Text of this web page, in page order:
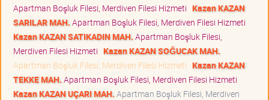
Apartman Boşluk Filesi, Merdiven Filesi Hizmeti Kazan KAZAN
SARILAR MAH. Apartman Boşluk Filesi, Merdiven Filesi Hizmeti
Kazan KAZAN SATIKADIN MAH. Apartman Boşluk Filesi,
Merdiven Filesi Hizmeti Kazan KAZAN SOĞUCAK MAH.
Apartman Boşluk Filesi, Merdiven Filesi Hizmeti Kazan KAZAN
TEKKE MAH. Apartman Boşluk Filesi, Merdiven Filesi Hizmeti
Kazan KAZAN UÇARI MAH. Apartman Boşluk Filesi, Merdiven